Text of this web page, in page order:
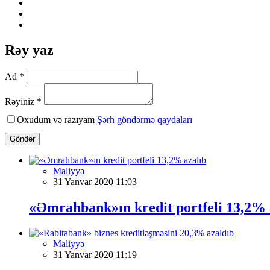
Rəy yaz
Ad *
Rəyiniz *
Oxudum və razıyam Şərh göndərmə qaydaları
Göndər
Maliyyə
31 Yanvar 2020 11:03
«Əmrahbank»ın kredit portfeli 13,2%
Maliyyə
31 Yanvar 2020 11:19